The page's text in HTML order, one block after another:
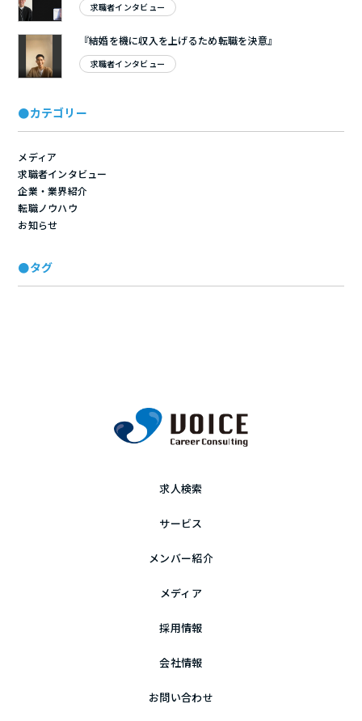
求職者インタビュー
『結婚を機に収入を上げるため転職を決意』
求職者インタビュー
●カテゴリー
メディア
求職者インタビュー
企業・業界紹介
転職ノウハウ
お知らせ
●タグ
求人検索
サービス
メンバー紹介
メディア
採用情報
会社情報
お問い合わせ